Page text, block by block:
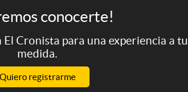
conocerte!
El Cronista para una experiencia a tu
medida.
Quiero registrarme